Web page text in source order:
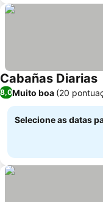
Cabañas Diarias
8,0Muito boa (20
Selecione as datas